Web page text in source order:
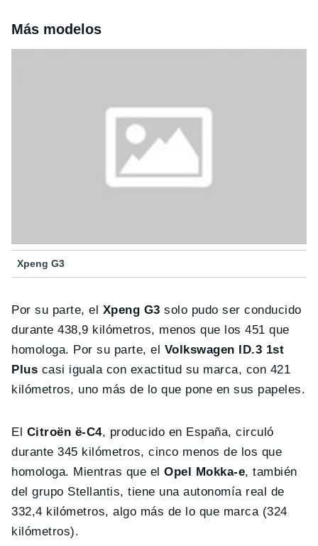
Más modelos
Xpeng G3
Por su parte, el Xpeng G3solo pudo ser conducido
durante 438,9 kilómetros, menos que los 451 que
homologa. Por su parte, el Volkswagen ID.3 1st
Plus casi iguala con exactitud su marca, con 421
kilómetros, uno más de lo que pone en sus papeles.
El Citroën ë-C4, producido en España, circuló
durante 345 kilómetros, cinco menos de los que
homologa. Mientras que elOpel Mokka-e, también
del grupo Stellantis, tiene una autonomía real de
332,4 kilómetros, algo más de lo que marca (324
kilómetros).